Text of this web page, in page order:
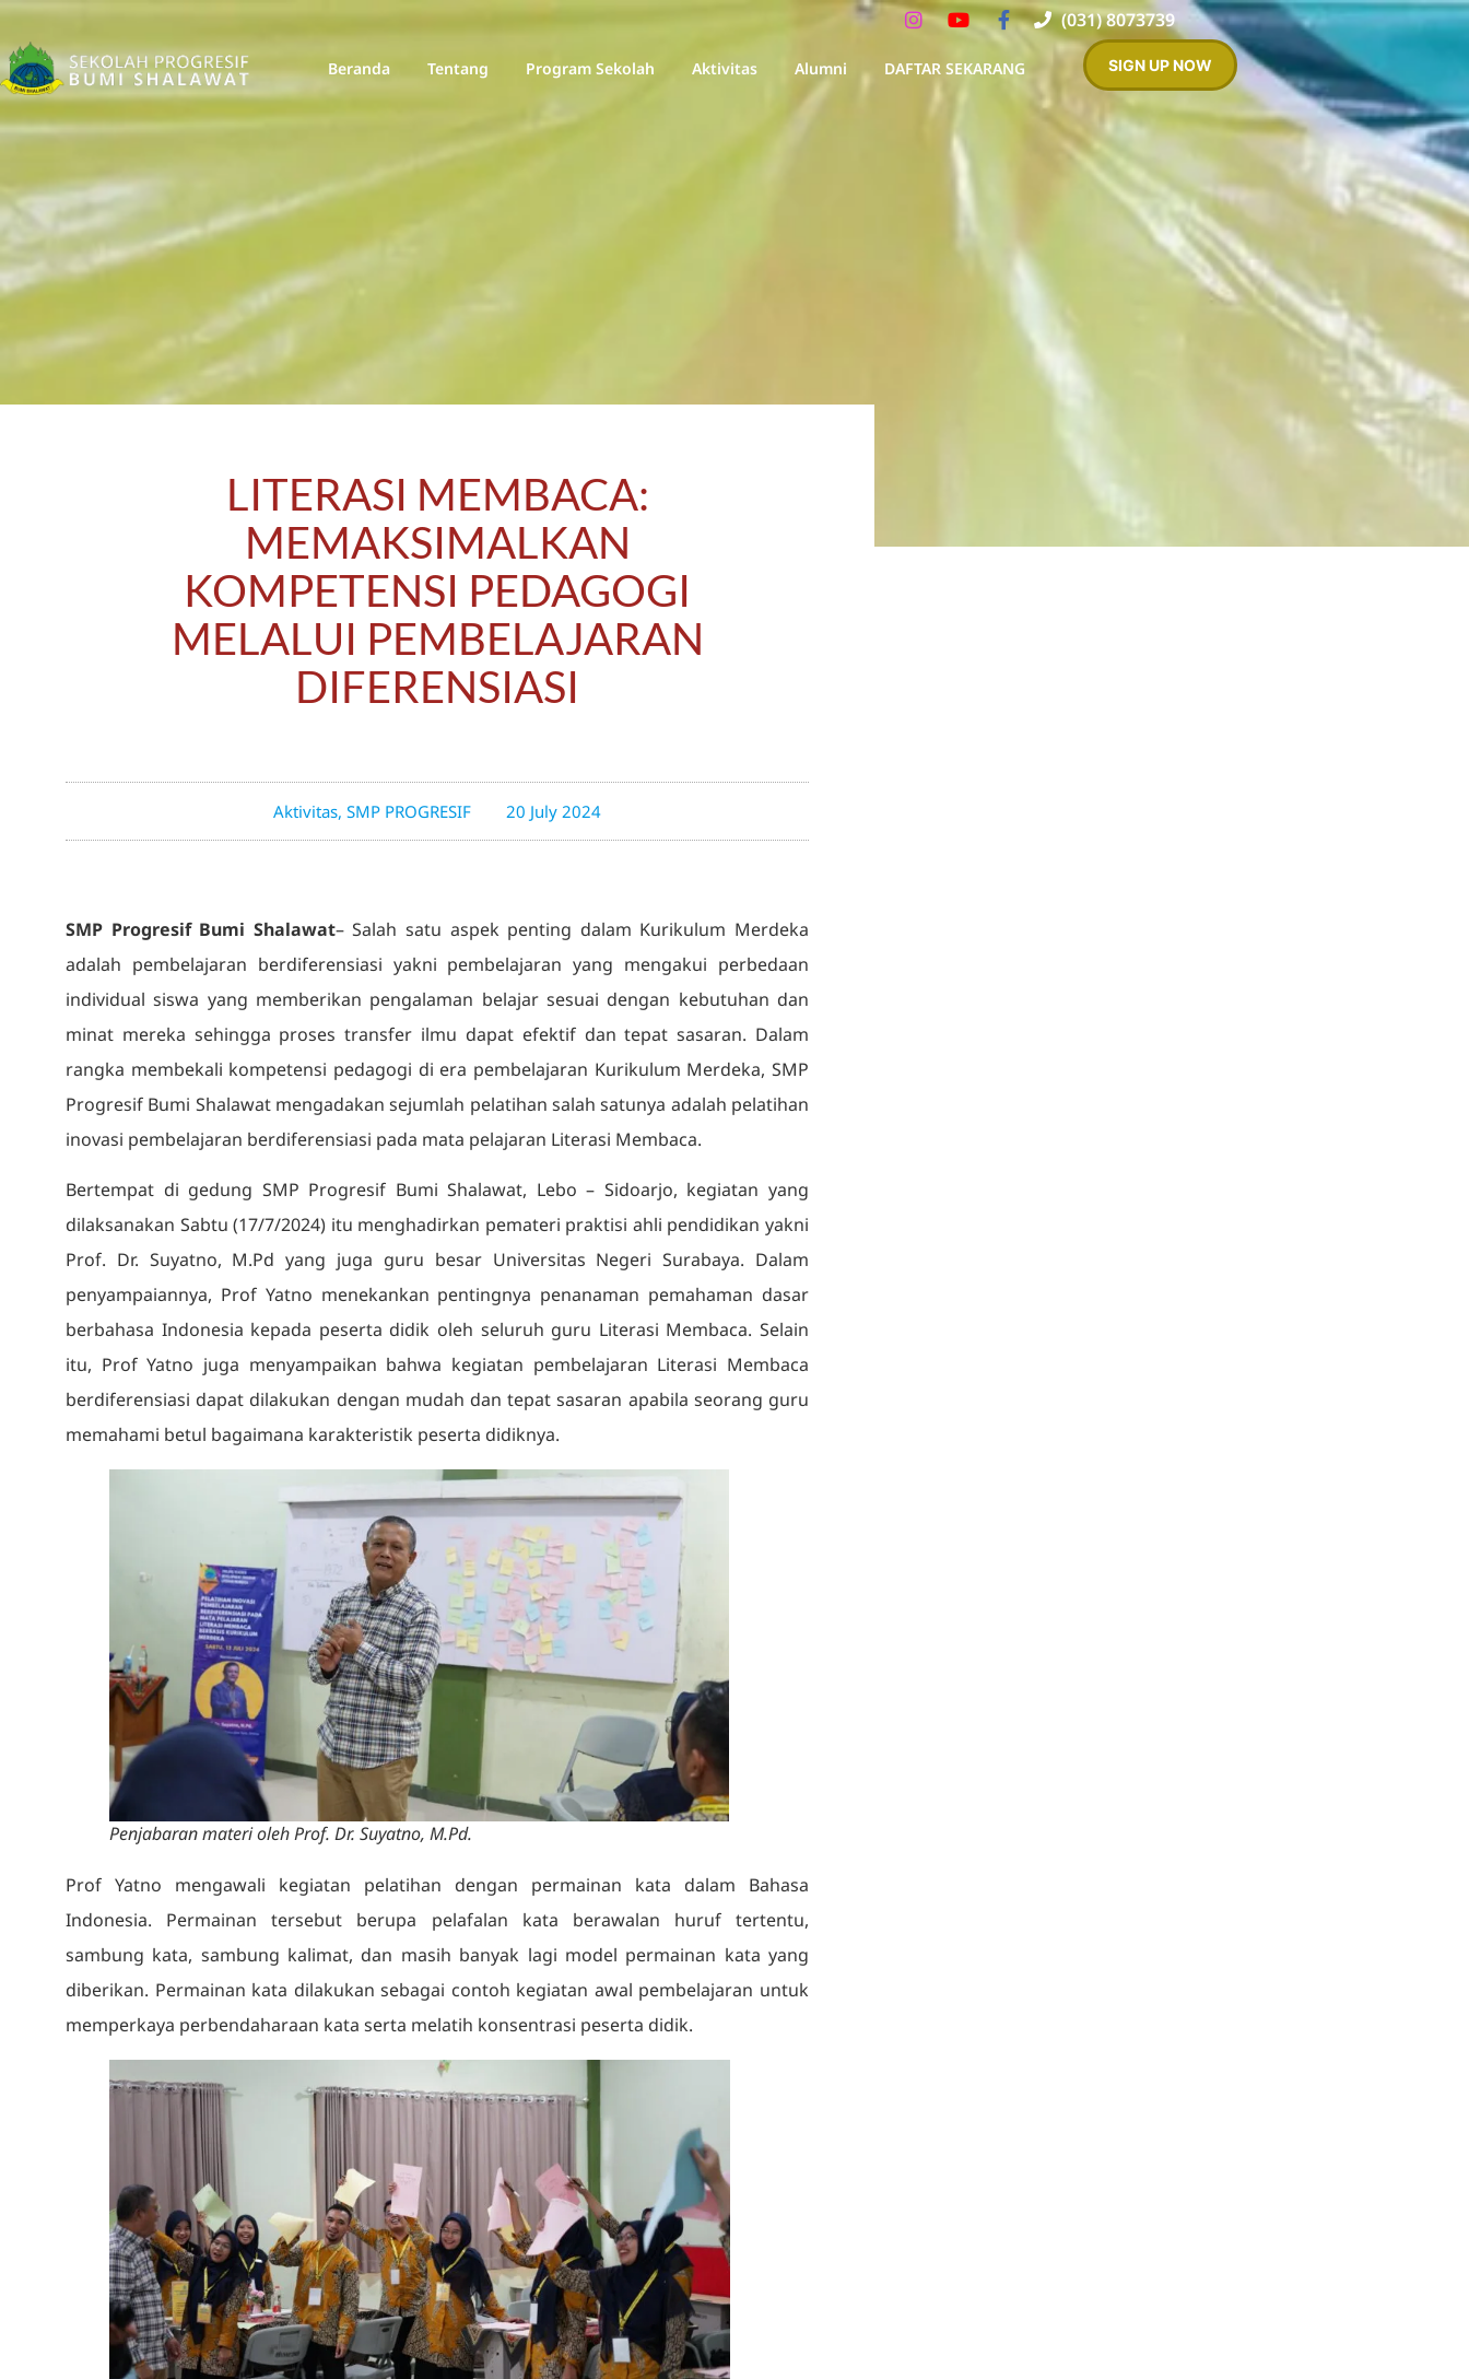
(031) 8073739
Beranda Tentang Program Sekolah Aktivitas Alumni DAFTAR SEKARANG SIGN UP NOW
LITERASI MEMBACA:
MEMAKSIMALKAN
KOMPETENSI PEDAGOGI
MELALUI PEMBELAJARAN
DIFERENSIASI
Aktivitas, SMP PROGRESIF 20 July 2024
SMP Progresif Bumi Shalawat– Salah satu aspek penting dalam Kurikulum Merdeka
adalah pembelajaran berdiferensiasi yakni pembelajaran yang mengakui perbedaan
individual siswa yang memberikan pengalaman belajar sesuai dengan kebutuhan dan
minat mereka sehingga proses transfer ilmu dapat efektif dan tepat sasaran. Dalam
rangka membekali kompetensi pedagogi di era pembelajaran Kurikulum Merdeka, SMP
Progresif Bumi Shalawat mengadakan sejumlah pelatihan salah satunya adalah pelatihan
inovasi pembelajaran berdiferensiasi pada mata pelajaran Literasi Membaca.
Bertempat di gedung SMP Progresif Bumi Shalawat, Lebo – Sidoarjo, kegiatan yang
dilaksanakan Sabtu (17/7/2024) itu menghadirkan pemateri praktisi ahli pendidikan yakni
Prof. Dr. Suyatno, M.Pd yang juga guru besar Universitas Negeri Surabaya. Dalam
penyampaiannya, Prof Yatno menekankan pentingnya penanaman pemahaman dasar
berbahasa Indonesia kepada peserta didik oleh seluruh guru Literasi Membaca. Selain
itu, Prof Yatno juga menyampaikan bahwa kegiatan pembelajaran Literasi Membaca
berdiferensiasi dapat dilakukan dengan mudah dan tepat sasaran apabila seorang guru
memahami betul bagaimana karakteristik peserta didiknya.
Penjabaran materi oleh Prof. Dr. Suyatno, M.Pd.
Prof Yatno mengawali kegiatan pelatihan dengan permainan kata dalam Bahasa
Indonesia. Permainan tersebut berupa pelafalan kata berawalan huruf tertentu,
sambung kata, sambung kalimat, dan masih banyak lagi model permainan kata yang
diberikan. Permainan kata dilakukan sebagai contoh kegiatan awal pembelajaran untuk
memperkaya perbendaharaan kata serta melatih konsentrasi peserta didik.